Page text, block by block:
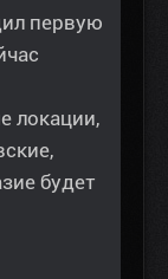
первую
локации,
будет